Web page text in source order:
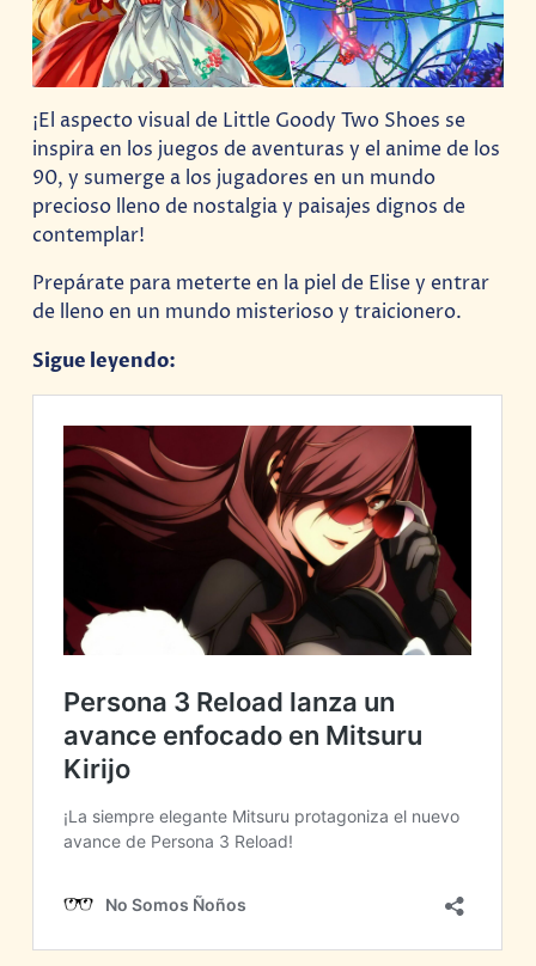
¡El aspecto visual de Little Goody Two Shoes se
inspira en los juegos de aventuras y el anime de los
90, y sumerge a los jugadores en un mundo
precioso lleno de nostalgia y paisajes dignos de
contemplar!
Prepárate para meterte en la piel de Elise y entrar
de lleno en un mundo misterioso y traicionero.
Sigue leyendo: